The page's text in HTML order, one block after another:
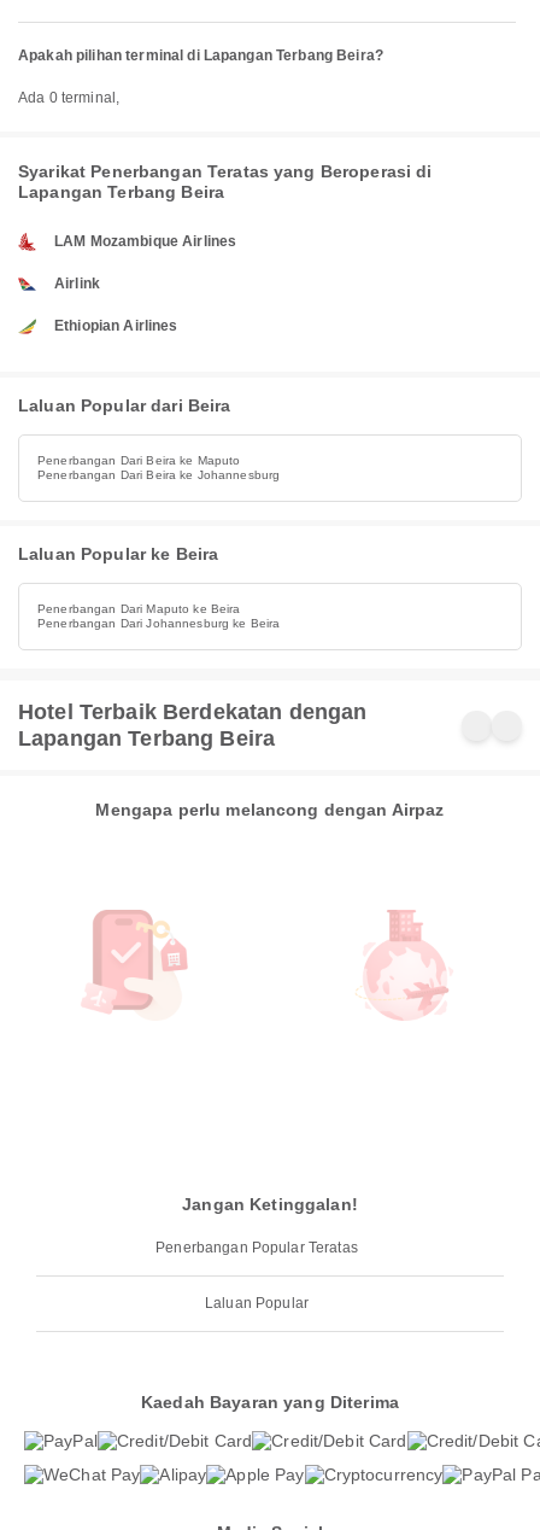
Apakah pilihan terminal di Lapangan Terbang Beira?
Ada 0 terminal,
Syarikat Penerbangan Teratas yang Beroperasi di
Lapangan Terbang Beira
LAM Mozambique Airlines
Airlink
Ethiopian Airlines
Laluan Popular dari Beira
Penerbangan Dari Beira ke Maputo
Penerbangan Dari Beira ke Johannesburg
Laluan Popular ke Beira
Penerbangan Dari Maputo ke Beira
Penerbangan Dari Johannesburg ke Beira
Hotel Terbaik Berdekatan dengan
Lapangan Terbang Beira
Mengapa perlu melancong dengan Airpaz
Jangan Ketinggalan!
Penerbangan Popular Teratas
Laluan Popular
Kaedah Bayaran yang Diterima